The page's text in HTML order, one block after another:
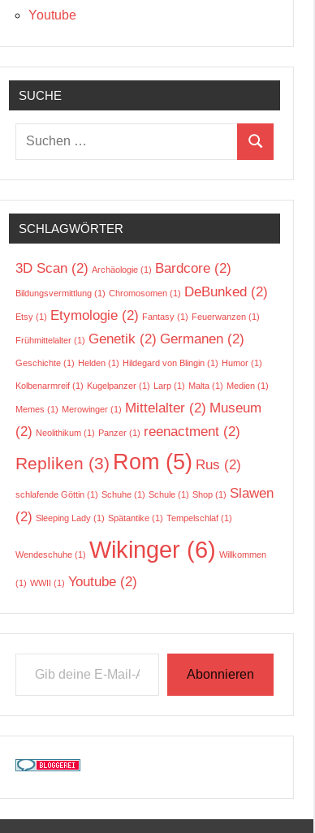
Youtube
SUCHE
Suchen
nach:
Suchen
SCHLAGWÖRTER
3D Scan (2) Archäologie (1) Bardcore (2)
Bildungsvermittlung (1) Chromosomen (1) DeBunked (2)
Etsy (1) Etymologie (2) Fantasy (1) Feuerwanzen (1)
Frühmittelalter (1) Genetik (2) Germanen (2)
Geschichte (1) Helden (1) Hildegard von Blingin (1) Humor (1)
Kolbenarmreif (1) Kugelpanzer (1) Larp (1) Malta (1) Medien (1)
Memes (1) Merowinger (1) Mittelalter (2) Museum
(2) Neolithikum (1) Panzer (1) reenactment (2)
Repliken (3) Rom (5) Rus (2)
schlafende Göttin (1) Schuhe (1) Schule (1) Shop (1) Slawen
(2) Sleeping Lady (1) Spätantike (1) Tempelschlaf (1)
Wendeschuhe (1) Wikinger (6) Willkommen
(1) WWII (1) Youtube (2)
Gib deine E-Mail-Adresse ein ...
Abonnieren